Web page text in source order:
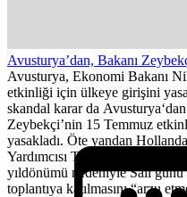
Avusturya’dan, Bakanı
Avusturya, Ekonomi Bakanı
etkinliği için ülkeye girişini
skandal karar da
Zeybekçi’nin 15 Temmuz
yasakladı. Öte yandan
Yardımcısı Tuğrul Türkeş‘in,
yıldönümü nedeniyle Salı
toplantıya katılmasını “arzu